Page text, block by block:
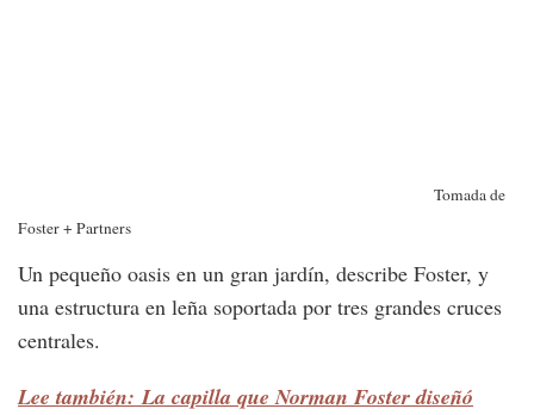
Tomada de
Foster + Partners
Un pequeño oasis en un gran jardín, describe Foster, y
una estructura en leña soportada por tres grandes cruces
centrales.
Lee también: La capilla que Norman Foster diseñó